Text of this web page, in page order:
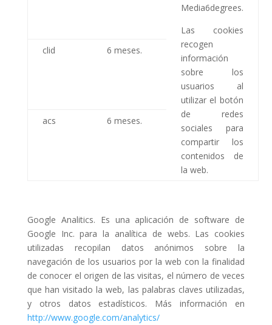
Media6degrees.
Las cookies
recogen
información
sobre los
usuarios al
utilizar el botón
de redes
sociales para
compartir los
contenidos de
la web.
clid 6 meses.
acs 6 meses.
Google Analitics. Es una aplicación de software de
Google Inc. para la analítica de webs. Las cookies
utilizadas recopilan datos anónimos sobre la
navegación de los usuarios por la web con la finalidad
de conocer el origen de las visitas, el número de veces
que han visitado la web, las palabras claves utilizadas,
y otros datos estadísticos. Más información en
http://www.google.com/analytics/